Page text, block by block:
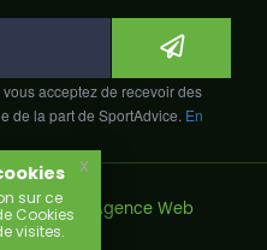
acceptez de recevoir des
de la part de SportAdvice. En
par
Agence Web
sur ce
Cookies
visites.
x